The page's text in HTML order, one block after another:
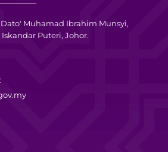
Dato' Muhamad Ibrahim Munsyi,
Puteri, Johor.